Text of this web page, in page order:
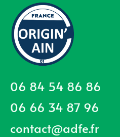
06 84 54 86 86
06 66 34 87 96
contact@adfe.fr